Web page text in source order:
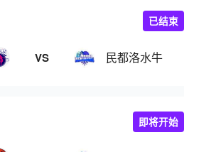
VS 民都洛水牛
已结束
即将开始